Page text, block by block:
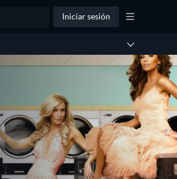
Iniciar sesión